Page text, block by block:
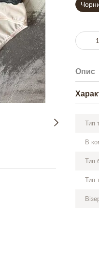
Опис
Тип
В
Тип
Тип